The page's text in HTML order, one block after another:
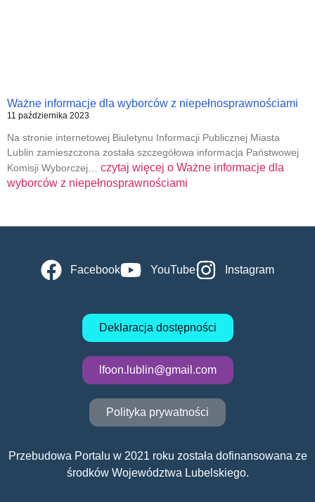
Ważne informacje dla wyborców z niepełnosprawnościami
11 października 2023
Na stronie internetowej Biuletynu Informacji Publicznej Miasta
Lublin zamieszczona została szczegółowa informacja Państwowej
Komisji Wyborczej… czytaj więcej o Ważne informacje dla
wyborców z niepełnosprawnościami
Facebook YouTube Instagram
Deklaracja dostępności
lfoon.lublin@gmail.com
Polityka prywatności
Przebudowa Portalu w 2021 roku została dofinansowana ze
środków Województwa Lubelskiego.